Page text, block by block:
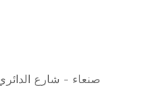
صنعاء - شارع